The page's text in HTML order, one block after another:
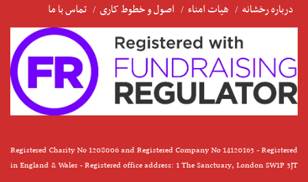
درباره رخشانه هیات امناء اصول و خطوط کاری تماس با ما
Registered Charity No 1208006 and Registered Company No 14120163 - Registered
in England & Wales - Registered office address: 1 The Sanctuary, London SW1P 3JT